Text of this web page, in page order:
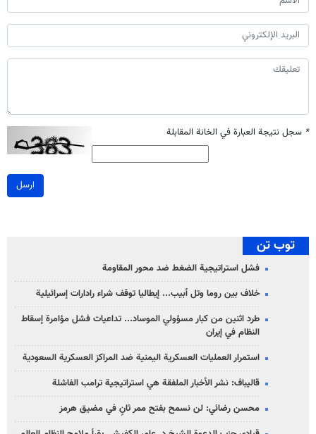
* سجل نتيجة العبارة في الخانة المقابلة
ارسل
توب تن
فشل استراتيجية الضغط ضد محور المقاومة
خلاف بين روما وتل أبيب... إيطاليا توقف شراء رادارات إسرائيلية
طرد اثنين من كبار مسؤولي الموساد... تداعيات فشل مؤامرة إسقاط
النظام في إيران
استمرار العمليات العسكرية اليمنية ضد المراكز العسكرية السعودية
قاليباف: نشر الأخبار الملفقة هي استراتيجية ترامب الفاشلة
محسن رضائي: لن نسمح بفتح ممر ثانٍ في مضيق هرمز